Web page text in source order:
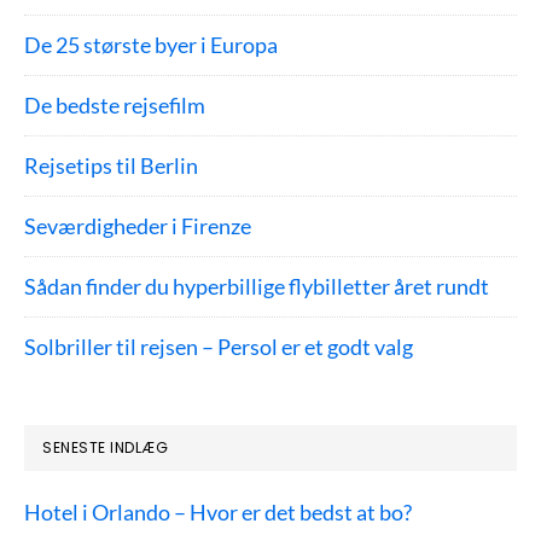
De 25 største byer i Europa
De bedste rejsefilm
Rejsetips til Berlin
Seværdigheder i Firenze
Sådan finder du hyperbillige flybilletter året rundt
Solbriller til rejsen – Persol er et godt valg
SENESTE INDLÆG
Hotel i Orlando – Hvor er det bedst at bo?